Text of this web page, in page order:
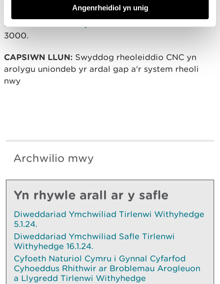
Angenrheidiol yn unig
Parhewch i roi gwybod am arogleuon trwy ein
ffurflen adrodd bwrpasol
3000.
CAPSIWN LLUN: Swyddog rheoleiddio CNC yn
arolygu uniondeb yr ardal gap a'r system rheoli
nwy
Archwilio mwy
Yn rhywle arall ar y safle
Diweddariad Ymchwiliad Tirlenwi Withyhedge
5.1.24.
Diweddariad Ymchwiliad Safle Tirlenwi
Withyhedge 16.1.24.
Cyfoeth Naturiol Cymru i Gynnal Cyfarfod
Cyhoeddus Rhithwir ar Broblemau Arogleuon
a Llygredd Tirlenwi Withyhedge